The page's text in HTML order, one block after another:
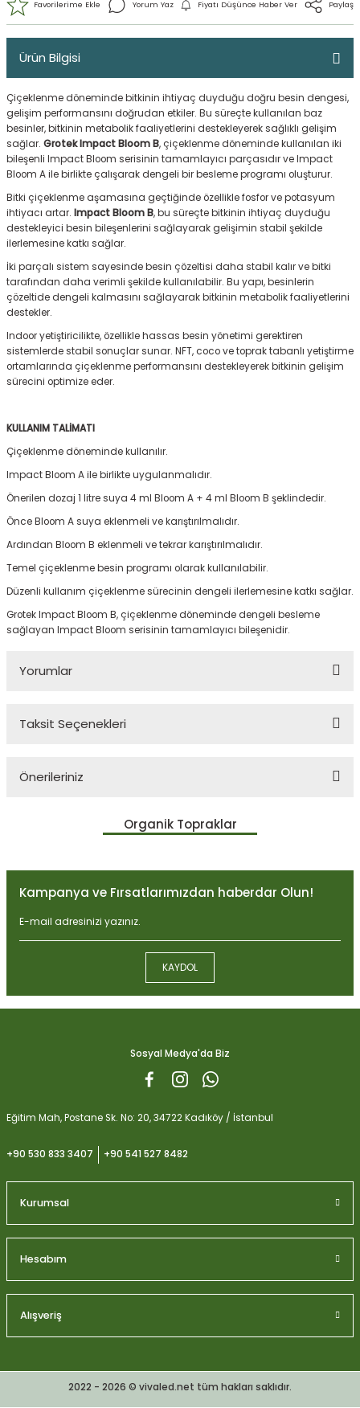
Yorum Yaz Fiyatı Düşünce Haber
Ürün Bilgisi
Çiçeklenme döneminde bitkinin ihtiyaç duyduğu doğru besin dengesi,
gelişim performansını doğrudan etkiler. Bu süreçte kullanılan baz
besinler, bitkinin metabolik faaliyetlerini destekleyerek sağlıklı gelişim
sağlar. Grotek Impact Bloom B, çiçeklenme döneminde kullanılan iki
bileşenli Impact Bloom serisinin tamamlayıcı parçasıdır ve Impact
Bloom A ile birlikte çalışarak dengeli bir besleme programı oluşturur.
Bitki çiçeklenme aşamasına geçtiğinde özellikle fosfor ve potasyum
ihtiyacı artar. Impact Bloom B, bu süreçte bitkinin ihtiyaç duyduğu
destekleyici besin bileşenlerini sağlayarak gelişimin stabil şekilde
ilerlemesine katkı sağlar.
İki parçalı sistem sayesinde besin çözeltisi daha stabil kalır ve bitki
tarafından daha verimli şekilde kullanılabilir. Bu yapı, besinlerin
çözeltide dengeli kalmasını sağlayarak bitkinin metabolik faaliyetlerini
destekler.
Indoor yetiştiricilikte, özellikle hassas besin yönetimi gerektiren
sistemlerde stabil sonuçlar sunar. NFT, coco ve toprak tabanlı yetiştirme
ortamlarında çiçeklenme performansını destekleyerek bitkinin gelişim
sürecini optimize eder.
KULLANIM TALİMATI
Çiçeklenme döneminde kullanılır.
Impact Bloom A ile birlikte uygulanmalıdır.
Önerilen dozaj 1 litre suya 4 ml Bloom A + 4 ml Bloom B şeklindedir.
Önce Bloom A suya eklenmeli ve karıştırılmalıdır.
Ardından Bloom B eklenmeli ve tekrar karıştırılmalıdır.
Temel çiçeklenme besin programı olarak kullanılabilir.
Düzenli kullanım çiçeklenme sürecinin dengeli ilerlemesine katkı sağlar.
Grotek Impact Bloom B, çiçeklenme döneminde dengeli besleme
sağlayan Impact Bloom serisinin tamamlayıcı bileşenidir.
Yorumlar
Taksit Seçenekleri
Önerileriniz
Bu ürünün fiyat bilgisi, resim, ürün açıklamalarında ve diğer
konularda yetersiz gördüğünüz noktaları öneri formunu kullanarak
Ürün resmi kalitesiz, bozuk veya görüntülenemiyor.
Ürün açıklamasında eksik bilgiler bulunuyor.
Ürün bilgilerinde hatalar bulunuyor.
Ürün fiyatı diğer sitelerden daha pahalı.
Bu ürüne benzer farklı alternatifler olmalı.
Organik Topraklar
Plagron Perlit Toprak Düzenleyici ve Drenaj Desteği 10 Litre
Kampanya ve Fırsatlarımızdan haberdar Olun!
KAYDOL
Sosyal Medya'da Biz
Eğitim Mah, Postane Sk. No: 20, 34722 Kadıköy / İstanbul
+90 530 833 3407 +90 541 527 8482
Kurumsal
Hesabım
Alışveriş
2022 - 2026 © vivaled.net tüm hakları saklıdır.